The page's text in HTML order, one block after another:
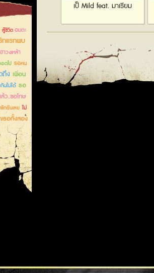
สู้ชีวิตอมตะ
กแรกพบ
าวงเหล้า
ดไป รอคน
ถึง เพื่อน
นไม่ได้ รอ
ว..ขอโทษ
กฉันเลย ไม่
ธอทั้งสอง
เป็ Mild feat. มาเรียม